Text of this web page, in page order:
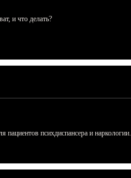
и что делать?
пациентов психдиспансера и наркологии.